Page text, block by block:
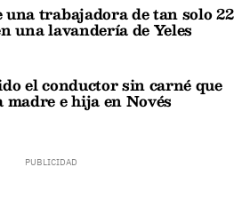
una trabajadora de tan solo 22
una lavandería de Yeles
el conductor sin carné que
madre e hija en Novés